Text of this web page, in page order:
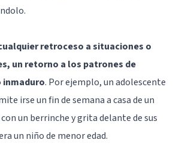
retroceso a situaciones o
un retorno a los patrones de
. Por ejemplo, un adolescente
irse un fin de semana a casa de un
un berrinche y grita delante de sus
un niño de menor edad.